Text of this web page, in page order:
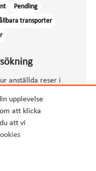
upplevelse
att klicka
att vi
anställda reser i
Pendling
transporter